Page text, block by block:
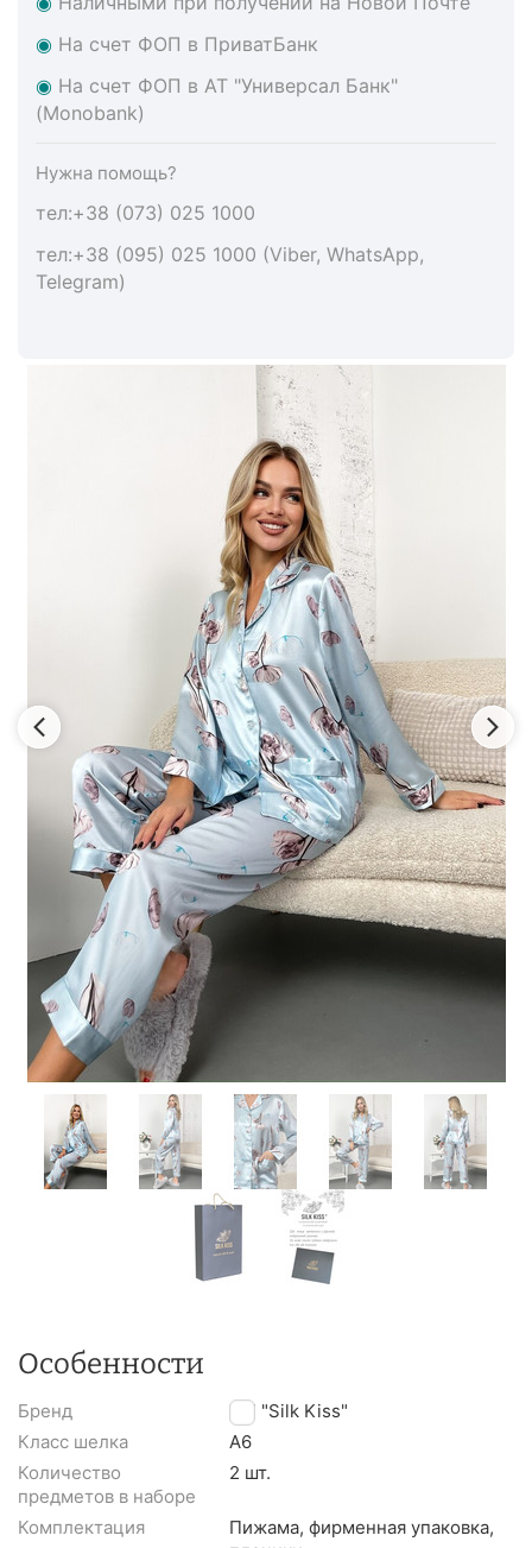
◉ На счет ФОП в ПриватБанк
◉ На счет ФОП в АТ "Универсал Банк"
(Monobank)
Нужна помощь?
тел:+38 (073) 025 1000
тел:+38 (095) 025 1000 (Viber, WhatsApp,
Telegram)
Особенности
Бренд
TM "Silk Kiss"
Класс шелка
A6
Количество
предметов в наборе
2 шт.
Комплектация
Пижама, фирменная упаковка,